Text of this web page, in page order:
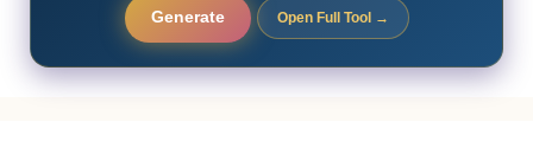
Generate Open Full Tool →